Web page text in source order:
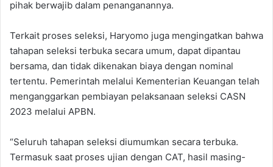
pihak berwajib dalam penanganannya.
Terkait proses seleksi, Haryomo juga mengingatkan bahwa
tahapan seleksi terbuka secara umum, dapat dipantau
bersama, dan tidak dikenakan biaya dengan nominal
tertentu. Pemerintah melalui Kementerian Keuangan telah
menganggarkan pembiayan pelaksanaan seleksi CASN
2023 melalui APBN.
“Seluruh tahapan seleksi diumumkan secara terbuka.
Termasuk saat proses ujian dengan CAT, hasil masing-